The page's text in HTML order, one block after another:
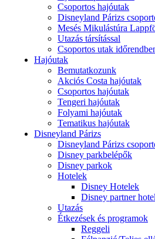
Csoportos hajóutak
Disneyland Párizs
Mesés Mikulástúra
Utazás társítással
Csoportos utak
Hajóutak
Bemutatkozunk
Akciós Costa hajóutak
Csoportos hajóutak
Tengeri hajóutak
Folyami hajóutak
Tematikus hajóutak
Disneyland Párizs
Disneyland Párizs
Disney parkbelépők
Disney parkok
Hotelek
Disney Hotelek
Disney partner
Utazás
Étkezések és programok
Reggeli